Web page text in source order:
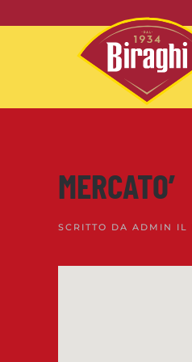
Skip to main content
MERCATO’
SCRITTO DA ADMIN IL